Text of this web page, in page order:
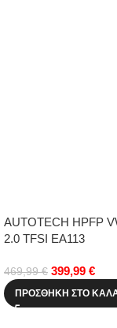
AUTOTECH HPFP
2.0 TFSI EA113
469,99€ 399,99 €
ΠΡΟΣΘΉΚΗ ΣΤΟ